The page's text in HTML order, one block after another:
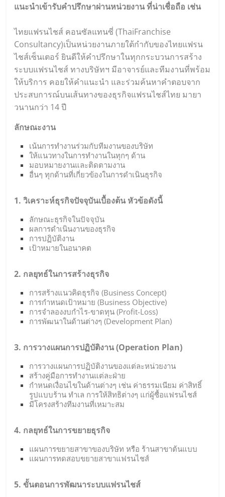
แนะนำเข้ารับคำปรึกษาผ่านหน่วยงาน ที่น่าเชื่อถือ เช่น
ไทยแฟรนไชส์ คอนซัลแทนซี่ (ThaiFranchise
Consultancy)เป็นหน่วยงานภายใต้กำกับของไทยแฟรน
ไชส์เซ็นเตอร์ ยินดีให้คำปรึกษาในทุกกระบวนการสร้าง
ระบบแฟรนไชส์ ทางบริษัทฯ มีอาจารย์และทีมงานที่พร้อม
ให้บริการ คอยให้คำแนะนำ และร่วมค้นหาคำตอบจาก
ประสบการณ์บนเส้นทางของธุรกิจแฟรนไชส์ไทย มายา
วนานกว่า 14 ปี
ลักษณะงาน
เน้นการทำงานร่วมกับทีมงานของบริษัท
ให้แนวทางในการทำงานในทุกๆ ด้าน
มอบหมายงานและติดตามงาน
อื่นๆ ทุกด้านที่เกี่ยวข้องในการดำเนินธุรกิจ
1. วิเคราะห์ธุรกิจปัจจุบันเบื้องต้น หัวข้อดังนี้
ลักษณะธุรกิจในปัจจุบัน
ผลการดำเนินงานของธุรกิจ
การปฏิบัติงาน
เป้าหมายในอนาคต
2. กลยุทธ์ในการสร้างธุรกิจ
การสร้างแนวคิดธุรกิจ (Business Concept)
การกำหนดเป้าหมาย (Business Objective)
การจำลองงบกำไร-ขาดทุน (Profit-Loss)
การพัฒนาในด้านต่างๆ (Development Plan)
3. การวางแผนการปฏิบัติงาน (Operation Plan)
การวางแผนการปฏิบัติงานของแต่ละหน่วยงาน
สร้างคู่มือการทำงานแต่ละฝ่าย
กำหนดเงื่อนไขในด้านต่างๆ เช่น ค่าธรรมเนียม ค่าสิทธิ์
รูปแบบร้าน ทำเล การให้สิทธิต่างๆ แก่ผู้ซื้อแฟรนไชส์
มีโครงสร้างทีมงานที่เหมาะสม
4. กลยุทธ์ในการขยายธุรกิจ
แผนการขยายสาขาของบริษัท หรือ ร้านสาขาต้นแบบ
แผนการทดสอบขยายสาขาแฟรนไชส์
5. ขั้นตอนการพัฒนาระบบแฟรนไชส์